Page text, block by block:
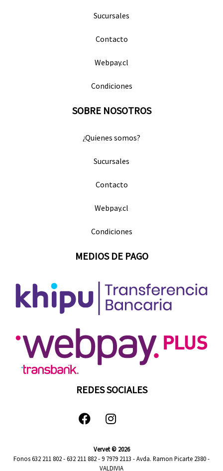
Sucursales
Contacto
Webpay.cl
Condiciones
SOBRE NOSOTROS
¿Quienes somos?
Sucursales
Contacto
Webpay.cl
Condiciones
MEDIOS DE PAGO
REDES SOCIALES
Vervet © 2026
Fonos 632 211 802 - 632 211 882 - 9 7979 2113 - Avda. Ramon Picarte 2380 -
VALDIVIA